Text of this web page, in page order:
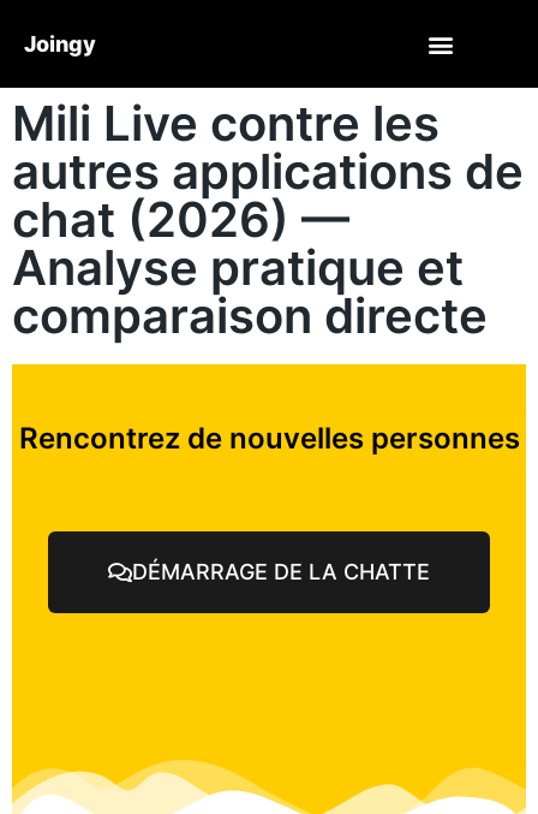
Joingy
Mili Live contre les
autres applications de
chat (2026) —
Analyse pratique et
comparaison directe
Rencontrez de nouvelles personnes
DÉMARRAGE DE LA CHATTE